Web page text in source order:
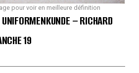
pour voir en meilleure définition
– RICHARD
19